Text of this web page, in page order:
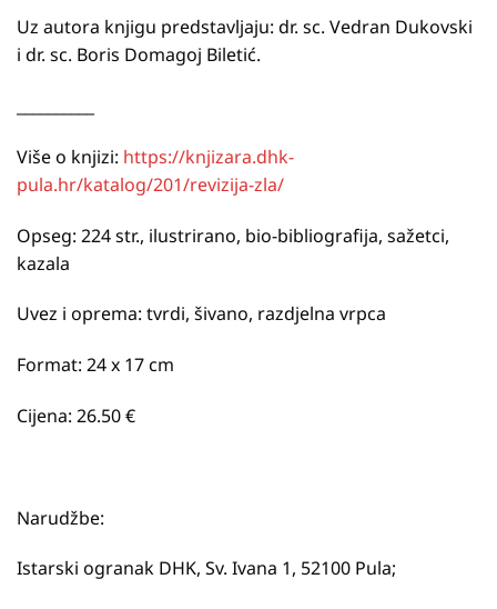
Uz autora knjigu predstavljaju: dr. sc. Vedran Dukovski
i dr. sc. Boris Domagoj Biletić.
Više o knjizi: https://knjizara.dhk-
pula.hr/katalog/201/revizija-zla/
Opseg: 224 str., ilustrirano, bio-bibliografija, sažetci,
kazala
Uvez i oprema: tvrdi, šivano, razdjelna vrpca
Format: 24 x 17 cm
Cijena: 26.50 €
Narudžbe:
Istarski ogranak DHK, Sv. Ivana 1, 52100 Pula;